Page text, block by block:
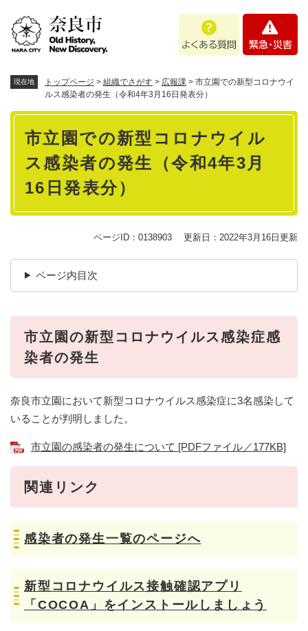
あ
問
・
現在地 トップページ > 組織でさがす > 広報課 > 市立園での新型コロナウイ
ルス感染者の発生（令和4年3月16日発表分）
本
市立園での新型コロナウイル
ス感染者の発生（令和4年3月
16日発表分）
ページID：0138903 更新日：2022年3月16日更新
ページ内目次
市立園の新型コロナウイルス感染症感
染者の発生
奈良市立園において新型コロナウイルス感染症に3名感染して
いることが判明しました。
市立園の感染者の発生について [PDFファイル／177KB]
関連リンク
感染者の発生一覧のページへ
新型コロナウイルス接触確認アプリ
「COCOA」をインストールしましょう